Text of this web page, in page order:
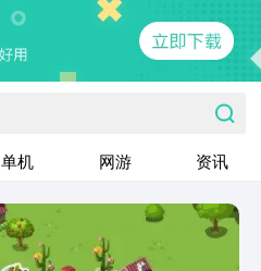
单机 网游 资讯